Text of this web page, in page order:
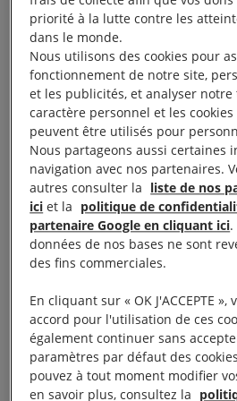
la haine et la violence gratuite
place dans sa maison. Il m’a
qu’artiste, il m’appartenait de
gens au-delà de ces pulsions
la chanson…
Avez-vous gommé votre colère
Plus tard, un incident à l’école
Une camarade de classe me
toujours été un mur lisse face
jusqu’au jour où elle s’est
Nous nous sommes battues.
pas plu. J’ai réfléchi sur le
j’avais envie de vivre. Si l’on
l’injustice, il faut se lever pour
priorité à la lutte contre les
dans le monde.
Nous utilisons des cookies pour
fonctionnement de notre site,
et les publicités, et analyser notre
caractère personnel et les
peuvent être utilisés pour
Nous partageons aussi certaines
navigation avec nos partenaires.
autres consulter la liste de nos
ici et la politique de
partenaire Google en cliquant ici.
données de nos bases ne sont
des fins commerciales.
En cliquant sur « OK J'ACCEPTE
accord pour l'utilisation de ces
également continuer sans
paramètres par défaut des
pouvez à tout moment modifier
en savoir plus, consultez la